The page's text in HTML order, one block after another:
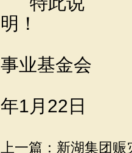
明！
事业基金会
年1 月 22 日
上一篇： 新湖集团赈